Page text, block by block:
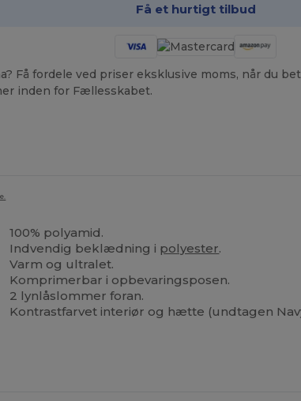
Få et hurtigt tilbud
Få fordele ved priser eksklusive moms, når du
inden for Fællesskabet.
100% polyamid.
Indvendig beklædning i polyester.
Varm og ultralet.
Komprimerbar i opbevaringsposen.
2 lynlåslommer foran.
Kontrastfarvet interiør og hætte (undtagen